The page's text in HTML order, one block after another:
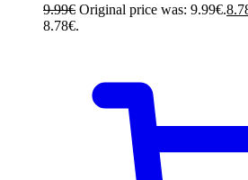
9.99€ Original price was: 9.99€.
8.78€.